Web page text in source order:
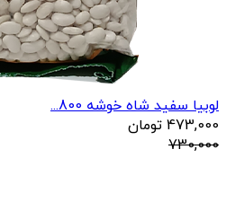
لوبیا سفید شاه خوشه 800...
473,000 تومان
730,000